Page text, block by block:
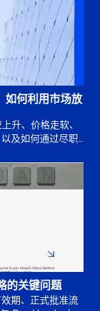
如何利用市场放
升、价格走软、
及如何通过尽职
的关键问题
期、正式批准流